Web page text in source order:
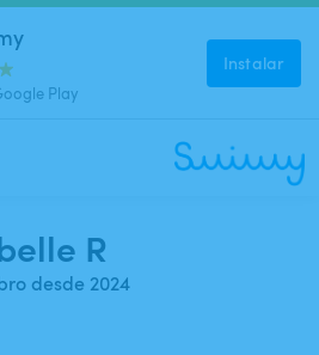
Play
Instalar
R
desde 2024